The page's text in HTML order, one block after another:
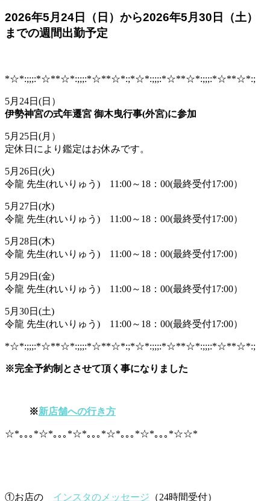
2026年5月24日（日）から2026年5月30日（土）
までの週間出勤予定
*☆*:;;;:*☆**☆*:;;;:*☆**☆*:;*☆*:;;;:*☆**☆*:;;;:*☆**☆*:;
5月24日(日）
伊勢神宮の式年遷宮 御木曳行事(外宮)に参加
5月25日(月）
定休日により鑑定はお休みです。
5月26日(火)
令龍 先生(れいりゅう) 11:00～18：00(最終受付17:00）
5月27日(水)
令龍 先生(れいりゅう) 11:00～18：00(最終受付17:00）
5月28日(木)
令龍 先生(れいりゅう) 11:00～18：00(最終受付17:00）
5月29日(金)
令龍 先生(れいりゅう) 11:00～18：00(最終受付17:00）
5月30日(土)
令龍 先生(れいりゅう) 11:00～18：00(最終受付17:00）
*☆*:;;;:*☆**☆*:;;;:*☆**☆*:;*☆*:;;;:*☆**☆*:;;;:*☆**☆*:;
※完全予約制とさせて頂く事になりました
※新店舗への行き方
☆*｡｡｡*☆*｡｡｡*☆*｡｡｡*☆*｡｡｡*☆*｡｡｡*☆☆*
①お店の インスタのメッセージ （24時間受付）